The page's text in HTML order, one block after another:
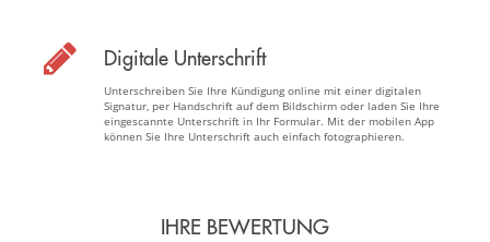
Digitale Unterschrift
Unterschreiben Sie Ihre Kündigung online mit einer digitalen
Signatur, per Handschrift auf dem Bildschirm oder laden Sie Ihre
eingescannte Unterschrift in Ihr Formular. Mit der mobilen App
können Sie Ihre Unterschrift auch einfach fotographieren.
IHRE BEWERTUNG